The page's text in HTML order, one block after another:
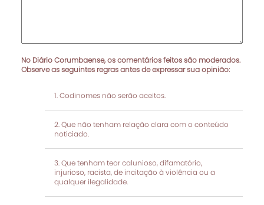
No Diário Corumbaense, os comentários feitos são moderados.
Observe as seguintes regras antes de expressar sua opinião:
Codinomes não serão aceitos.
Que não tenham relação clara com o conteúdo
noticiado.
Que tenham teor calunioso, difamatório,
injurioso, racista, de incitação à violência ou a
qualquer ilegalidade.